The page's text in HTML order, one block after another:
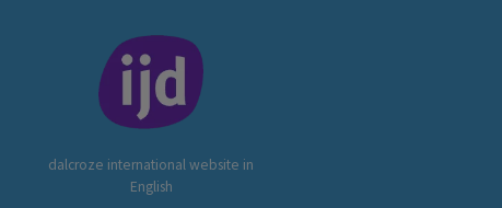
dalcroze international website in
English